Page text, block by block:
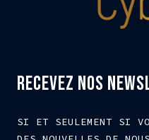
RECEVEZ NOS
SI ET SEULEMENT SI